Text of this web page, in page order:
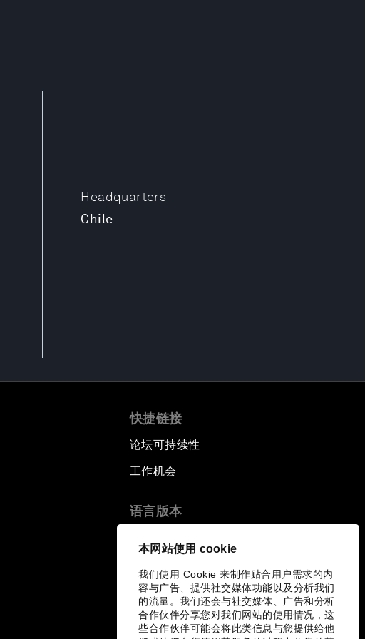
本网站使用 cookie
我们使用 Cookie 来制作贴合用户需求的内
容与广告、提供社交媒体功能以及分析我们
的流量。我们还会与社交媒体、广告和分析
合作伙伴分享您对我们网站的使用情况，这
些合作伙伴可能会将此类信息与您提供给他
Headquarters
Chile
快捷链接
论坛可持续性
工作机会
语言版本